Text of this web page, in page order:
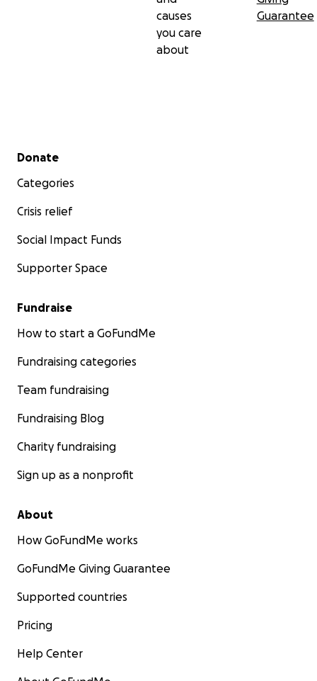
causes
you care
about
Guarantee
Secondary menu
Donate
Categories
Crisis relief
Social Impact Funds
Supporter Space
Fundraise
How to start a GoFundMe
Fundraising categories
Team fundraising
Fundraising Blog
Charity fundraising
Sign up as a nonprofit
About
How GoFundMe works
GoFundMe Giving Guarantee
Supported countries
Pricing
Help Center